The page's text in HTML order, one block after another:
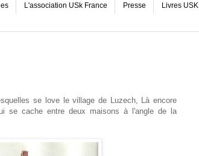
L'association USk France Presse Livres USK
se love le village de Luzech, Là encore
se cache entre deux maisons à l'angle de la